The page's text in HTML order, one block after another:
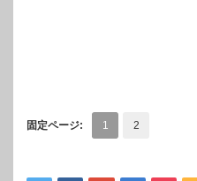
固定ページ: 1 2